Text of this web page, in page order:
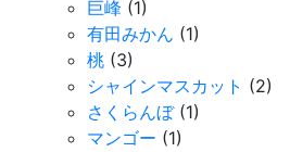
巨峰 (1)
有田みかん (1)
桃 (3)
シャインマスカット (2)
さくらんぼ(1)
マンゴー (1)